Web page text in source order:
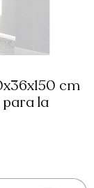
cm
para la